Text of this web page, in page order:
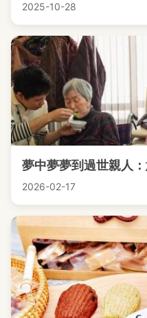
2025-10-28
夢中夢夢到過世親人
2026-02-17